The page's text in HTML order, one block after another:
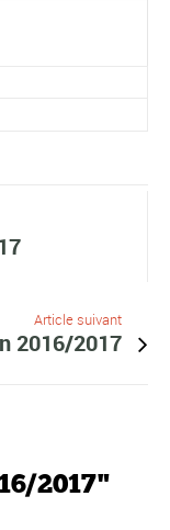
Article suivant
2016/2017
2017"